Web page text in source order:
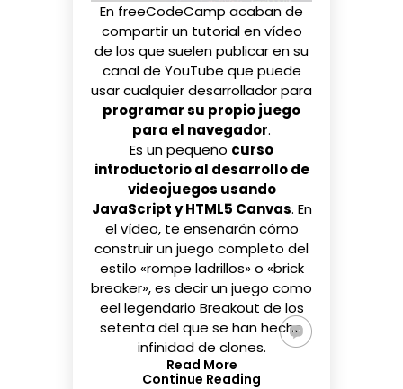
En freeCodeCamp acaban de
compartir un tutorial en vídeo
de los que suelen publicar en su
canal de YouTube que puede
usar cualquier desarrollador para
programar su propio juego
para el navegador.
Es un pequeño curso
introductorio al desarrollo de
videojuegos usando
JavaScript y HTML5 Canvas. En
el vídeo, te enseñarán cómo
construir un juego completo del
estilo «rompe ladrillos» o «brick
breaker», es decir un juego como
eel legendario Breakout de los
setenta del que se han hecho
infinidad de clones.
Read More
Continue Reading